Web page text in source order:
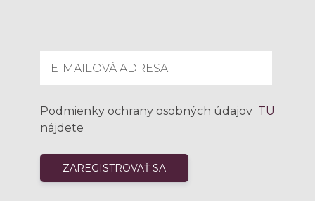
Podmienky ochrany osobných údajov
nájdete
TU